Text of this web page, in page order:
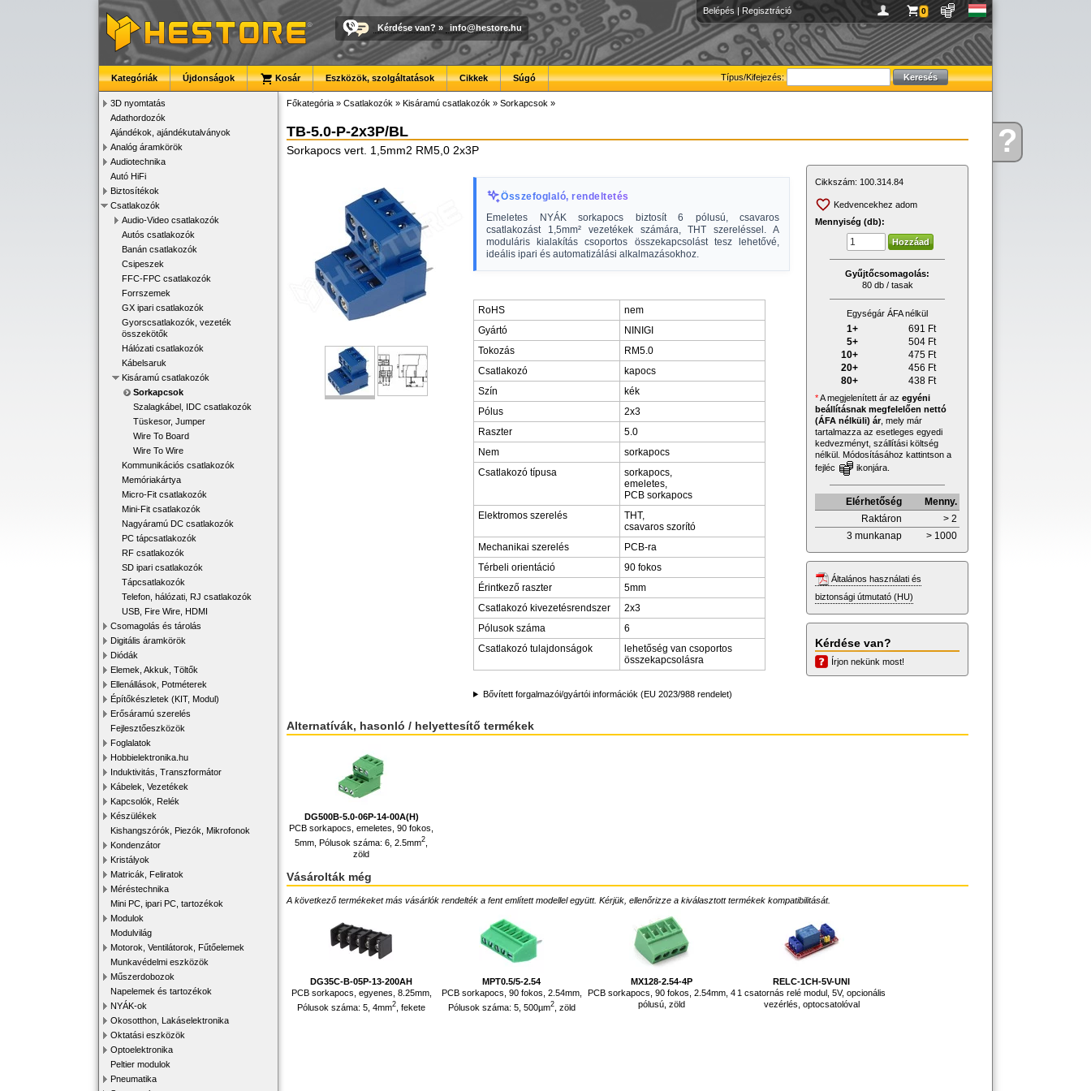
Kérdése?
Belépés | Regisztráció 0
Kérdése van? » info@hestore.hu
Típus/Kifejezés:
Kategóriák Újdonságok Kosár Eszközök, szolgáltatások Cikkek Súgó
3D nyomtatás
Adathordozók
Ajándékok, ajándékutalványok
Analóg áramkörök
Audiotechnika
Autó HiFi
Biztosítékok
Csatlakozók
Audio-Video csatlakozók
Autós csatlakozók
Banán csatlakozók
Csipeszek
FFC-FPC csatlakozók
Forrszemek
GX ipari csatlakozók
Gyorscsatlakozók, vezeték
összekötők
Hálózati csatlakozók
Kábelsaruk
Kisáramú csatlakozók
Sorkapcsok
Szalagkábel, IDC csatlakozók
Tüskesor, Jumper
Wire To Board
Wire To Wire
Kommunikációs csatlakozók
Memóriakártya
Micro-Fit csatlakozók
Mini-Fit csatlakozók
Nagyáramú DC csatlakozók
PC tápcsatlakozók
RF csatlakozók
SD ipari csatlakozók
Tápcsatlakozók
Telefon, hálózati, RJ csatlakozók
USB, Fire Wire, HDMI
Csomagolás és tárolás
Digitális áramkörök
Diódák
Elemek, Akkuk, Töltők
Ellenállások, Potméterek
Építőkészletek (KIT, Modul)
Erősáramú szerelés
Fejlesztőeszközök
Foglalatok
Hobbielektronika.hu
Induktivitás, Transzformátor
Kábelek, Vezetékek
Kapcsolók, Relék
Készülékek
Kishangszórók, Piezók, Mikrofonok
Kondenzátor
Kristályok
Matricák, Feliratok
Méréstechnika
Mini PC, ipari PC, tartozékok
Modulok
Modulvilág
Motorok, Ventilátorok, Fűtőelemek
Munkavédelmi eszközök
Műszerdobozok
Napelemek és tartozékok
NYÁK-ok
Okosotthon, Lakáselektronika
Oktatási eszközök
Optoelektronika
Peltier modulok
Pneumatika
Főkategória » Csatlakozók » Kisáramú csatlakozók » Sorkapcsok »
TB-5.0-P-2x3P/BL
Sorkapocs vert. 1,5mm2 RM5,0 2x3P
Összefoglaló, rendeltetés
Emeletes NYÁK sorkapocs biztosít 6 pólusú, csavaros
csatlakozást 1,5mm² vezetékek számára, THT szereléssel. A
moduláris kialakítás csoportos összekapcsolást tesz lehetővé,
ideális ipari és automatizálási alkalmazásokhoz.
RoHS
nem
Gyártó
NINIGI
Tokozás
RM5.0
Csatlakozó
kapocs
Szín
kék
Pólus
2x3
Raszter
5.0
Nem
sorkapocs
Csatlakozó típusa
sorkapocs,
emeletes,
PCB sorkapocs
Elektromos szerelés
THT,
csavaros szorító
Mechanikai szerelés
PCB-ra
Térbeli orientáció
90 fokos
Érintkező raszter
5mm
Csatlakozó kivezetésrendszer
2x3
Pólusok száma
6
Csatlakozó tulajdonságok
lehetőség van csoportos
összekapcsolásra
Bővített forgalmazói/gyártói információk (EU 2023/988 rendelet)
Cikkszám: 100.314.84
Kedvencekhez adom
Mennyiség (db):
Gyűjtőcsomagolás:
80 db / tasak
Egységár ÁFA nélkül
1+ 691 Ft
5+
504 Ft
10+
475 Ft
20+
456 Ft
80+
438 Ft
*A megjelenített ár az egyéni
beállításnak megfelelően nettó
(ÁFA nélküli) ár, mely már
tartalmazza az esetleges egyedi
kedvezményt, szállítási költség
nélkül. Módosításához kattintson a
fejléc
ikonjára.
Elérhetőség
Menny.
Raktáron
> 2
3 munkanap
> 1000
Általános használati és
biztonsági útmutató (HU)
Kérdése van?
Írjon nekünk most!
Alternatívák, hasonló / helyettesítő termékek
DG500B-5.0-06P-14-00A(H)
PCB sorkapocs, emeletes, 90 fokos,
5mm, Pólusok száma: 6, 2.5mm2
zöld
Vásárolták még
A következő termékeket más vásárlók rendelték a fent említett modellel együtt. Kérjük, ellenőrizze a kiválasztott termékek kompatibilitását.
DG35C-B-05P-13-200AH
PCB sorkapocs, egyenes, 8.25mm,
Pólusok száma: 5, 4mm2 , fekete
MPT0.5/5-2.54
PCB sorkapocs, 90 fokos, 2.54mm,
Pólusok száma: 5, 500µm2, zöld
MX128-2.54-4P
PCB sorkapocs, 90 fokos, 2.54mm, 4
pólusú, zöld
RELC-1CH-5V-UNI
1 csatornás relé modul, 5V, opcionális
vezérlés, optocsatolóval